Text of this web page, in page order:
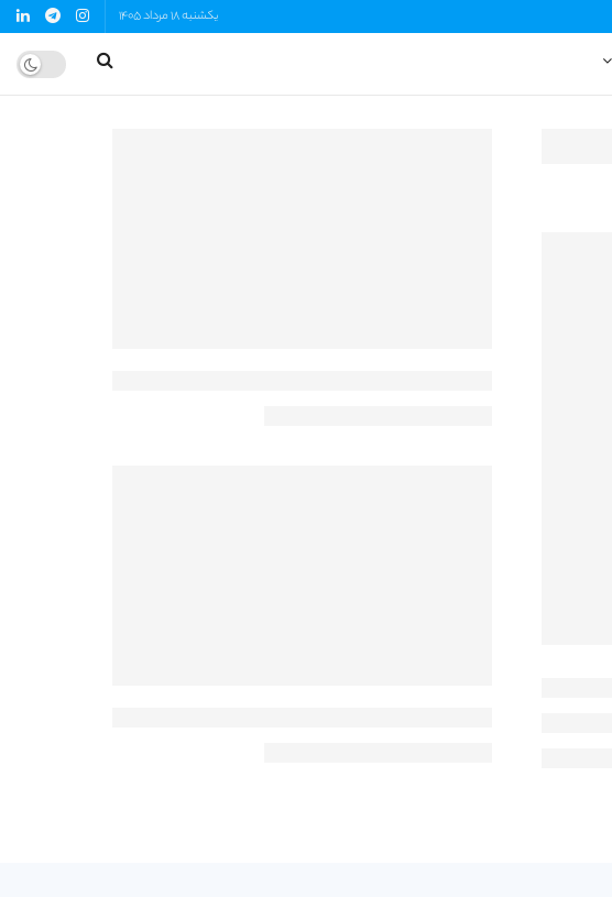
یکشنبه 18 مرداد 1405